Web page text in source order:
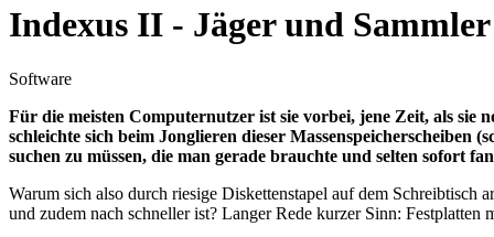
Indexus II - Jäger und Sammler
Software
Für die meisten Computernutzer ist sie vorbei, jene Zeit, als sie
schleichte sich beim Jonglieren dieser Massenspeicherscheiben
suchen zu müssen, die man gerade brauchte und selten sofort
Warum sich also durch riesige Diskettenstapel auf dem Schreibtisch
und zudem nach schneller ist? Langer Rede kurzer Sinn: Festplatten